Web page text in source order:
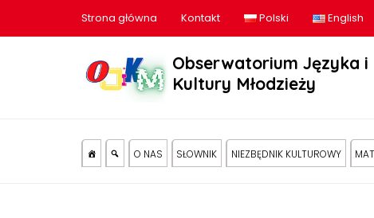
Strona główna Kontakt Polski English
Obserwatorium Języka i
Kultury Młodzieży
O NAS SŁOWNIK NIEZBĘDNIK KULTUROWY